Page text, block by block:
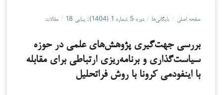
صفحه اصلی / بایگانی‌ها / دوره 5 شماره 1 (1404): پیاپی 18 / مقالات
بررسی جهت‌گیری پژوهش‌های علمی در حوزه
سیاست‌گذاری و برنامه‌ریزی ارتباطی برای مقابله
با اینفودمی کرونا با روش فراتحلیل